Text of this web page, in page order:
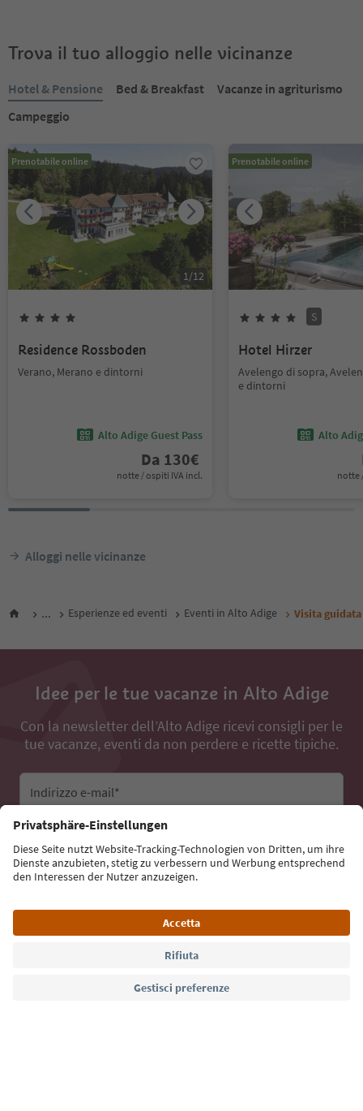
Trova il tuo alloggio nelle vicinanze
Hotel & Pensione Bed & Breakfast
Vacanze in agriturismo
Campeggio
Prenotabile online
1/12
Residence Rossboden
Verano, Merano e dintorni
Alto Adige Guest Pass
Da 130€
notte / ospiti IVA incl.
Prenotabile online
S
Hotel Hirzer
Avelengo di sopra,
e dintorni
Alto
notte
Alloggi nelle vicinanze
... Esperienze ed eventi Eventi in Alto Adige Visita
Idee per le tue vacanze in Alto Adige
Con la newsletter dell’Alto Adige ricevi consigli per le
tue vacanze, eventi da non perdere e ricette tipiche.
Indirizzo e-mail*
Iscriviti alla newsletter